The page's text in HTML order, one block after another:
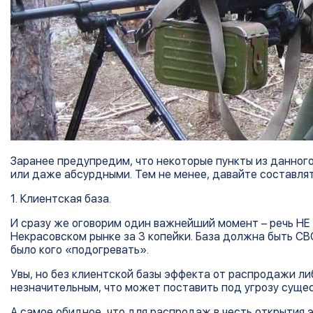
Заранее предупредим, что некоторые пункты из
или даже абсурдными. Тем не менее, давайте
1. Клиентская база.
И сразу же оговорим один важнейший момент – речь
Некрасовском рынке за 3 копейки. База должна быть
было кого «подогревать».
Увы, но без клиентской базы эффекта от распродажи
незначительным, что может поставить под угрозу